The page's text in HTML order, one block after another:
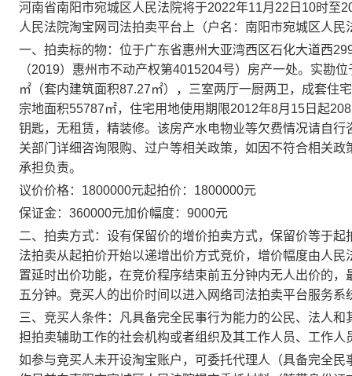
河南省南阳市宛城区人民法院将于2022年11月 22 日 10时至
人民法院淘宝网司法拍卖平台上（户名：南阳市宛城区人民
一、拍卖标的物： 位于广东省惠州大亚湾西区石化大道西
（2019）惠州市不动产权第4015204号）房产一处。实勘
㎡（套内建筑面积87.27㎡），三室两厅一厨两卫，成套住
宗地面积55787㎡，住宅用地使用期限2012年8月15日起
钥匙，无租赁，精装修。该房产水电物业等欠费情况请自
关部门详细咨询限购、过户等相关政策，如因不符合相关
承担负责。
议价价格： 1800000元起拍价： 1800000元
保证金： 360000元加价幅度： 9000元
二、拍卖方式： 设有保留价的增价拍卖方式，保留价等于
法拍卖从起拍价开始以递增出价方式竞价，增价幅度由人
置延时出价功能， 在竞价程序结束前五分钟内无人出价的
五分钟。竞买人的出价时间以进入网络司法拍卖平台服务系
三、竞买人条件：
凡具备完全民事行为能力的公民、法人和
担拍卖辅助工作的社会机构或者组织及其工作人员、工作
如参与竞买人未开设淘宝账户，可委托代理人（具备完全